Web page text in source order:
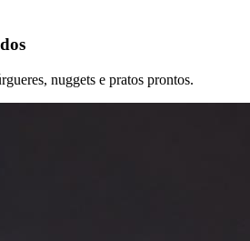
nuggets e pratos prontos.